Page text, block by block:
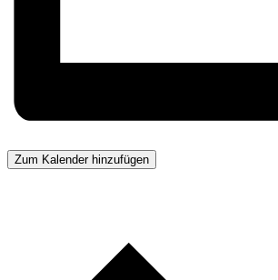
Zum Kalender hinzufügen